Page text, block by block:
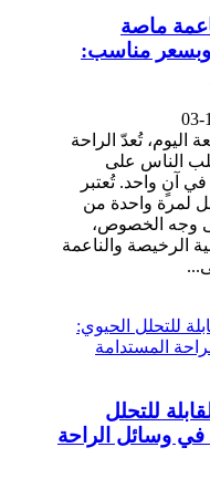
ماصة
وبسعر مناسب:
اليوم، تُعدّ الراحة
طلب الناس على
في آنٍ واحد. تُعتبر
لمرة واحدة من
وجه الخصوص،
الرخيصة والناعمة
للتحلل
في وسائل الراحة